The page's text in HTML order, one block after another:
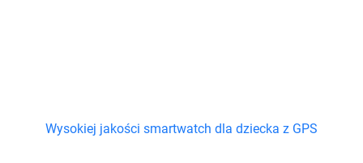
Wysokiej jakości smartwatch dla dziecka z GPS